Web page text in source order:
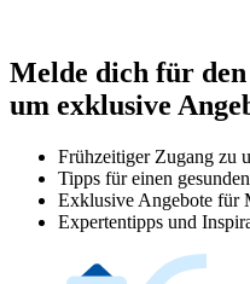
Melde dich für
um exklusive
Frühzeitiger Zugang zu
Tipps für einen
Exklusive Angebote für
Expertentipps und